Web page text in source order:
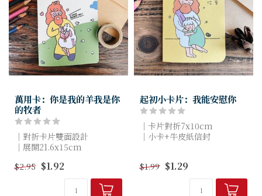
萬用卡：你是我的羊我是你
的牧者
｜對折卡片雙面設計
｜展開21.6x15cm
｜信封｜牛皮紙色
[ 商品照和實際商品顏色有點
差距是正常的哦 ]
$2.95 $1.92
起初小卡片：我能安慰你
｜卡片對折7x10cm
｜小卡+牛皮紙信封
點差距是正常的哦～
$1.99 $1.29